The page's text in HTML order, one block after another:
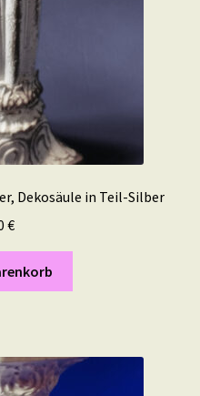
Dekosäule in Teil-Silber
€